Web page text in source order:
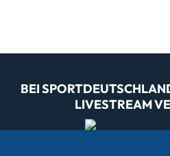
BEI
LIVESTREAM